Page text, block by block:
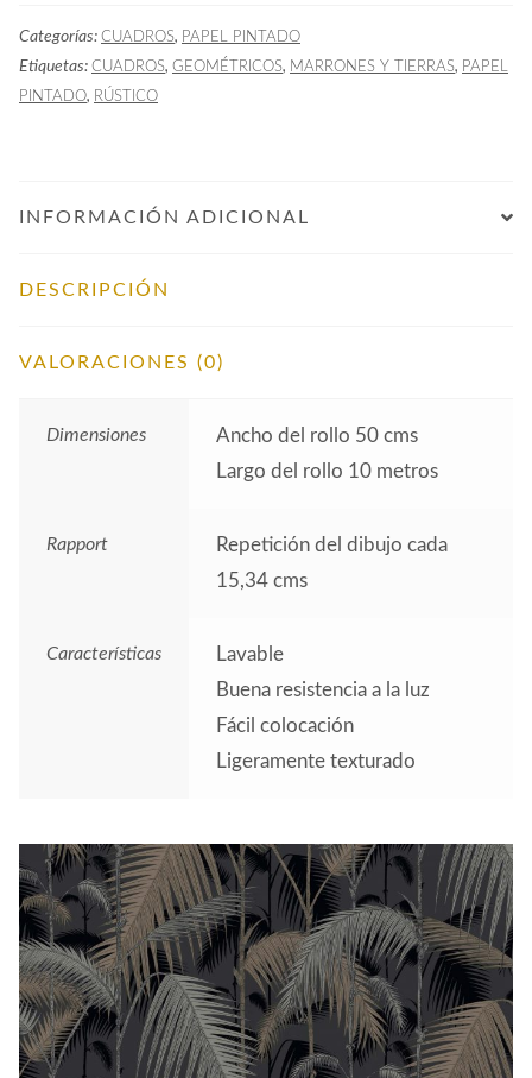
Marrón
cantidad
Categorías: CUADROS, PAPEL PINTADO
Etiquetas: CUADROS, GEOMÉTRICOS, MARRONES Y TIERRAS, PAPEL
PINTADO, RÚSTICO
INFORMACIÓN ADICIONAL
DESCRIPCIÓN
VALORACIONES (0)
Dimensiones
Ancho del rollo 50 cms
Largo del rollo 10 metros
Rapport
Repetición del dibujo cada
15,34 cms
Características
Lavable
Buena resistencia a la luz
Fácil colocación
Ligeramente texturado